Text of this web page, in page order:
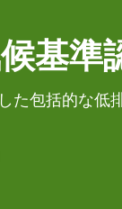
ニ
ュ
ー
基準
包括的な低